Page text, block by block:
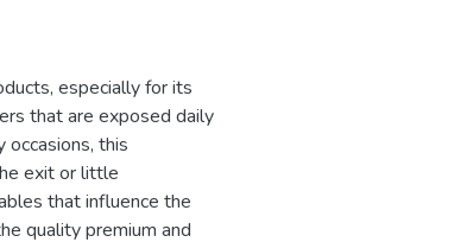
especially for its
that are exposed daily
this
exit or little
that influence the
quality premium and